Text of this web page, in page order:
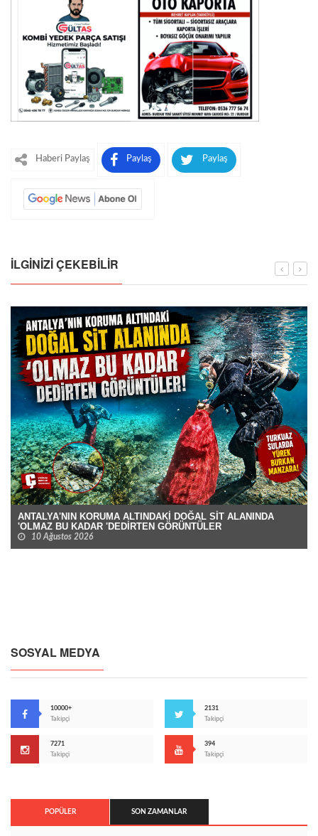
Haberi Paylaş Paylaş Paylaş
İLGINIZI ÇEKEBILIR
ANTALYA'NIN KORUMA ALTINDAKİ DOĞAL SİT ALANINDA
'OLMAZ BU KADAR 'DEDİRTEN GÖRÜNTÜLER
10 Ağustos 2026
SOSYAL MEDYA
10000+
Takipçi
2131
Takipçi
7271
Takipçi
394
Takipçi
POPÜLER SON ZAMANLAR